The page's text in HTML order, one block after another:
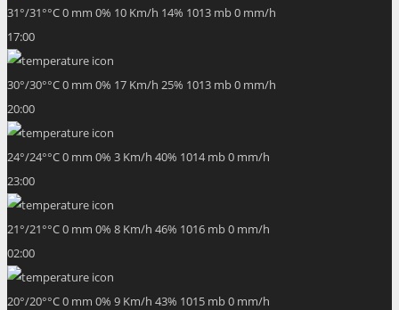
31°/31°°C0 mm 0% 10 Km/h 14% 1013 mb0 mm/h
17:00
30°/30°°C0 mm 0% 17 Km/h 25% 1013 mb0 mm/h
20:00
24°/24°°C0 mm 0% 3 Km/h 40% 1014 mb0 mm/h
23:00
21°/21°°C0 mm 0% 8 Km/h 46% 1016 mb0 mm/h
02:00
20°/20°°C0 mm 0% 9 Km/h 43% 1015 mb0 mm/h